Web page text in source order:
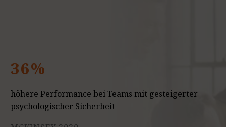
36%
höhere Performance bei Teams mit gesteigerter
psychologischer Sicherheit